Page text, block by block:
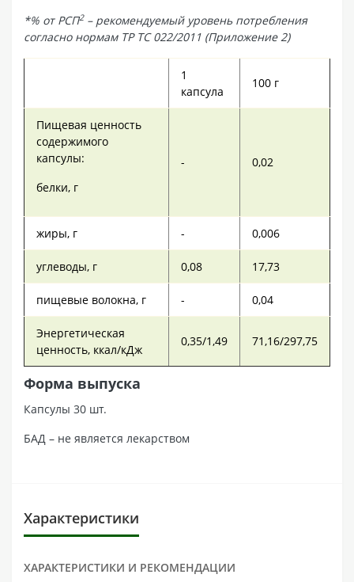
*% от РСП2– рекомендуемый уровень потребления
согласно нормам ТР ТС 022/2011 (Приложение 2)
1
капсула
100 г
Пищевая ценность
содержимого
капсулы:
белки, г
- 0,02
жиры, г - 0,006
углеводы, г 0,08 17,73
пищевые волокна, г - 0,04
Энергетическая
ценность, ккал/кДж
0,35/1,49 71,16/297,75
Форма выпуска
Капсулы 30 шт.
БАД – не является лекарством
Характеристики
ХАРАКТЕРИСТИКИ И РЕКОМЕНДАЦИИ